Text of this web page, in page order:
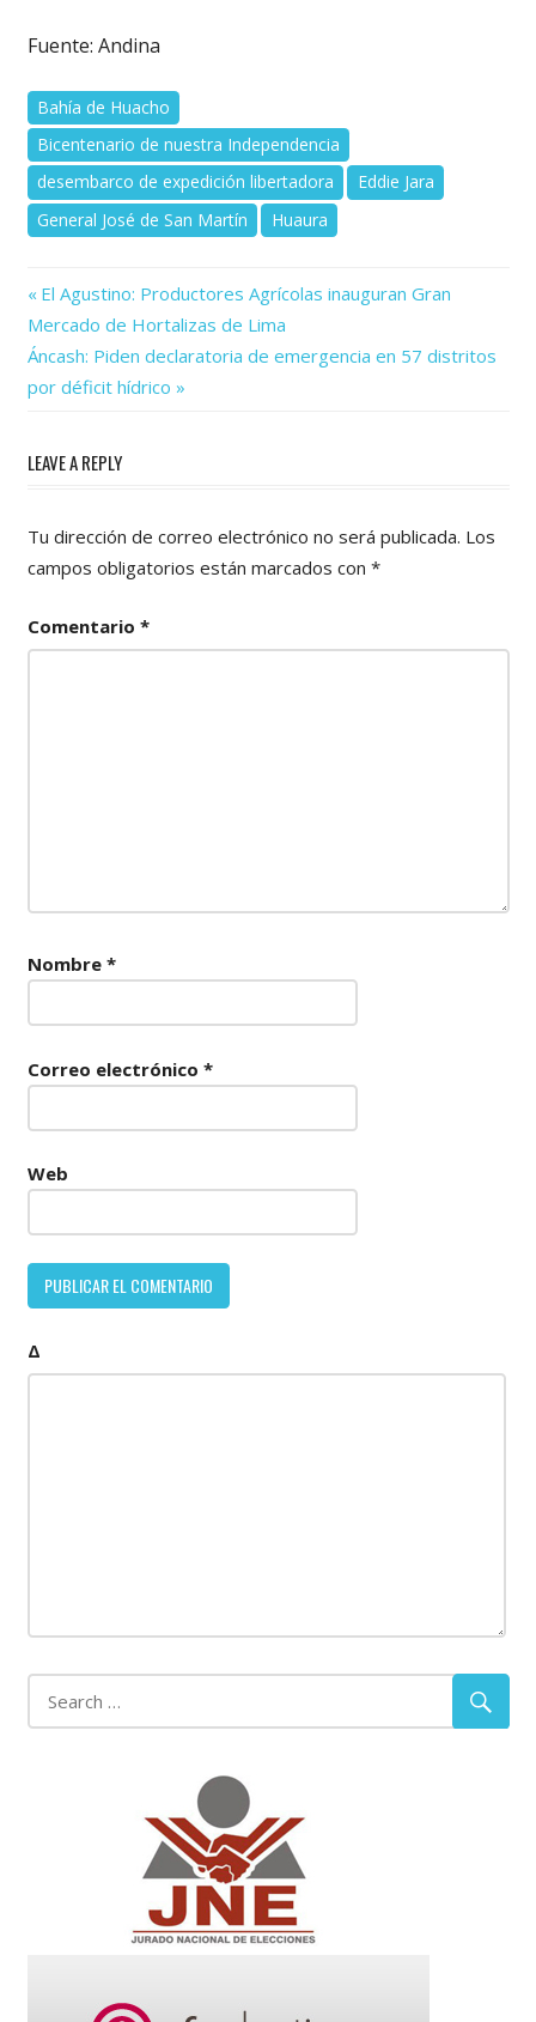
Fuente: Andina
Bahía de Huacho
Bicentenario de nuestra Independencia
desembarco de expedición libertadora
Eddie Jara
General José de San Martín
Huaura
Navegación
de
entradas
Previous
Post:
El Agustino: Productores Agrícolas inauguran Gran
Mercado de Hortalizas de Lima
Next
Post:
Áncash: Piden declaratoria de emergencia en 57 distritos
por déficit hídrico
LEAVE A REPLY
Tu dirección de correo electrónico no será publicada. Los
campos obligatorios están marcados con *
Comentario *
Nombre *
Correo electrónico *
Web
Δ